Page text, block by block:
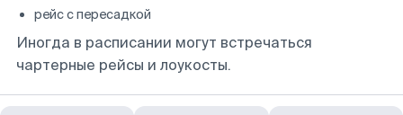
рейс с пересадкой
Иногда в расписании могут встречаться
чартерные рейсы и лоукосты.